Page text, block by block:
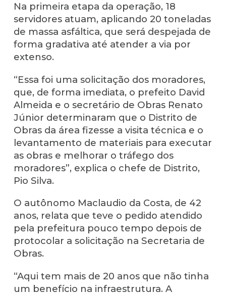
Na primeira etapa da operação, 18
servidores atuam, aplicando 20 toneladas
de massa asfáltica, que será despejada de
forma gradativa até atender a via por
extenso.
“Essa foi uma solicitação dos moradores,
que, de forma imediata, o prefeito David
Almeida e o secretário de Obras Renato
Júnior determinaram que o Distrito de
Obras da área fizesse a visita técnica e o
levantamento de materiais para executar
as obras e melhorar o tráfego dos
moradores”, explica o chefe de Distrito,
Pio Silva.
O autônomo Maclaudio da Costa, de 42
anos, relata que teve o pedido atendido
pela prefeitura pouco tempo depois de
protocolar a solicitação na Secretaria de
Obras.
“Aqui tem mais de 20 anos que não tinha
um benefício na infraestrutura. A